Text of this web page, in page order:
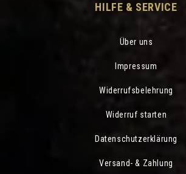
HILFE & SERVICE
Über uns
Impressum
Widerrufsbelehrung
Widerruf starten
Datenschutzerklärung
Versand- & Zahlung